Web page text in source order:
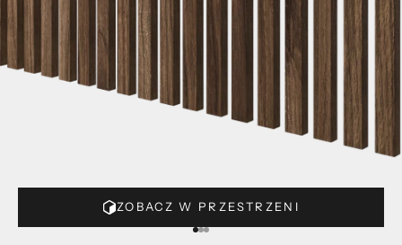
ZOBACZ W PRZESTRZENI
Przejdź do 1
Przejdź do 2
Przejdź do 3